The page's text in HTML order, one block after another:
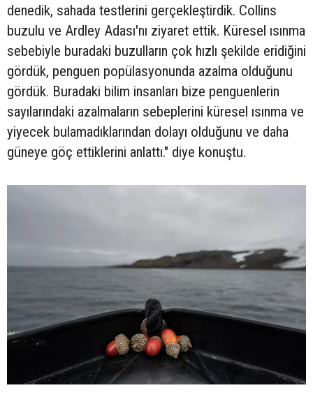
denedik, sahada testlerini gerçekleştirdik. Collins
buzulu ve Ardley Adası'nı ziyaret ettik. Küresel ısınma
sebebiyle buradaki buzulların çok hızlı şekilde eridiğini
gördük, penguen popülasyonunda azalma olduğunu
gördük. Buradaki bilim insanları bize penguenlerin
sayılarındaki azalmaların sebeplerini küresel ısınma ve
yiyecek bulamadıklarından dolayı olduğunu ve daha
güneye göç ettiklerini anlattı." diye konuştu.